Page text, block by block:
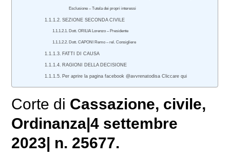
Esclusione – Tutela dei propri interessi
SEZIONE SECONDA CIVILE
Dott. ORILIA Lorenzo – Presidente
Dott. CAPONI Remo – rel. Consigliere
FATTI DI CAUSA
RAGIONI DELLA DECISIONE
Per aprire la pagina facebook @avvrenatodisa Cliccare qui
Corte di Cassazione, civile,
Ordinanza|4 settembre
2023| n. 25677.